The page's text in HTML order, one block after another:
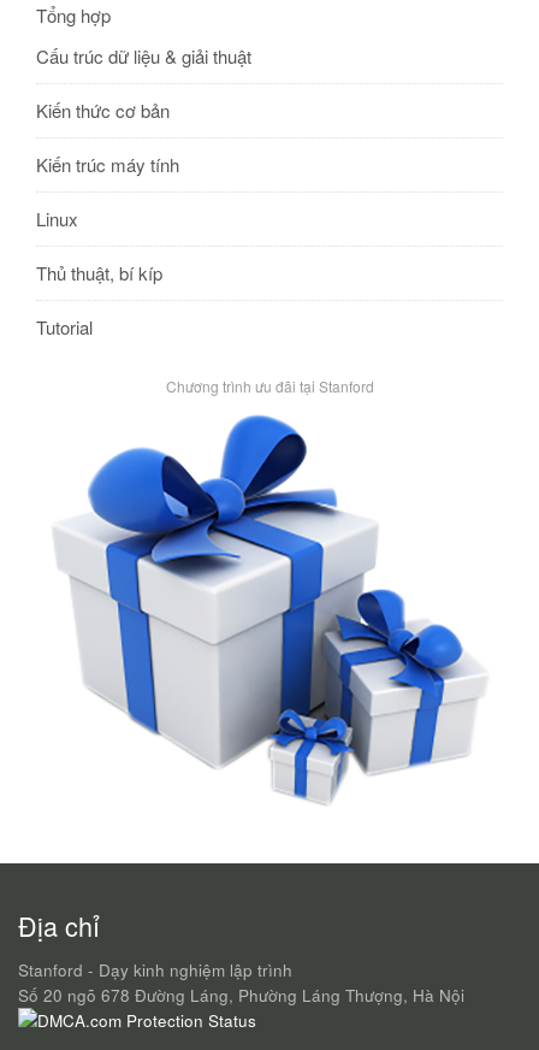
Tổng hợp
Cấu trúc dữ liệu & giải thuật
Kiến thức cơ bản
Kiến trúc máy tính
Linux
Thủ thuật, bí kíp
Tutorial
Chương trình ưu đãi tại Stanford
Địa chỉ
Stanford - Dạy kinh nghiệm lập trình
Số 20 ngõ 678 Đường Láng, Phường Láng Thượng, Hà Nội